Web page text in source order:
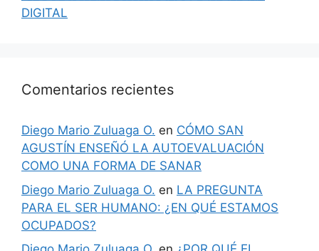
DIGITAL
Comentarios recientes
Diego Mario Zuluaga O. en CÓMO SAN
AGUSTÍN ENSEÑÓ LA AUTOEVALUACIÓN
COMO UNA FORMA DE SANAR
Diego Mario Zuluaga O. en LA PREGUNTA
PARA EL SER HUMANO: ¿EN QUÉ ESTAMOS
OCUPADOS?